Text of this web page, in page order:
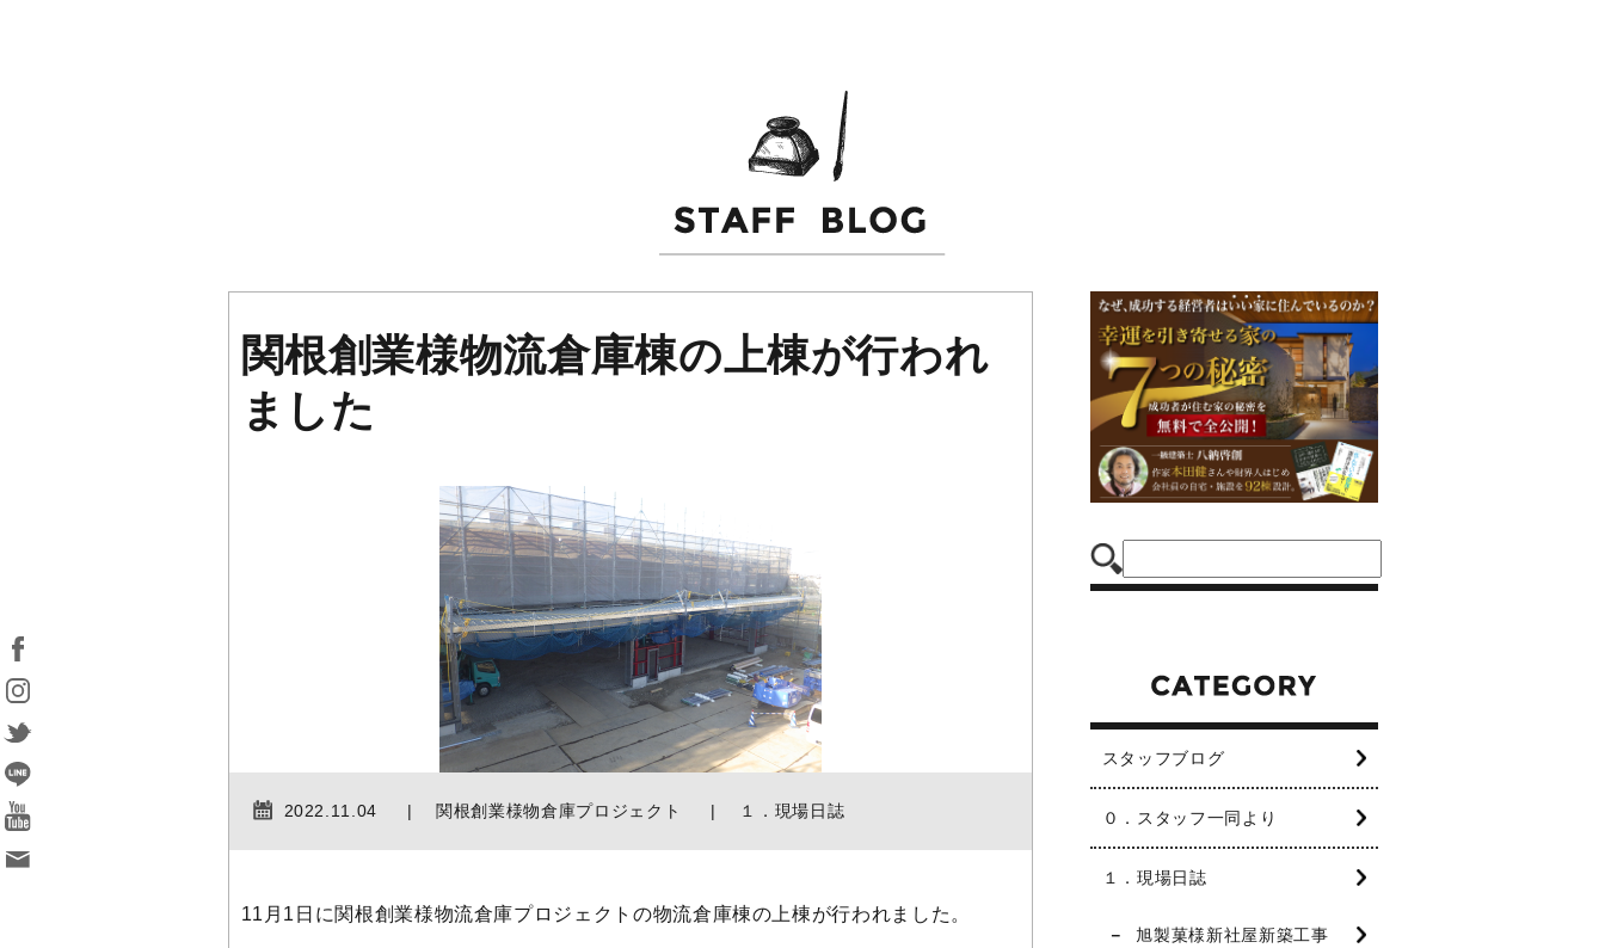
関根創業様物流倉庫棟の上棟が行われ
ました
2022.11.04 関根創業様物倉庫プロジェクト １．現場日誌
11月1日に関根創業様物流倉庫プロジェクトの物流倉庫棟の上棟が行われました。
スタッフブログ
０．スタッフ一同より
１．現場日誌
旭製菓様新社屋新築工事